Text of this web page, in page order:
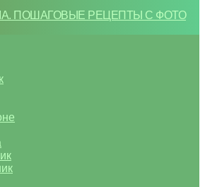
ПОШАГОВЫЕ РЕЦЕПТЫ С ФОТО